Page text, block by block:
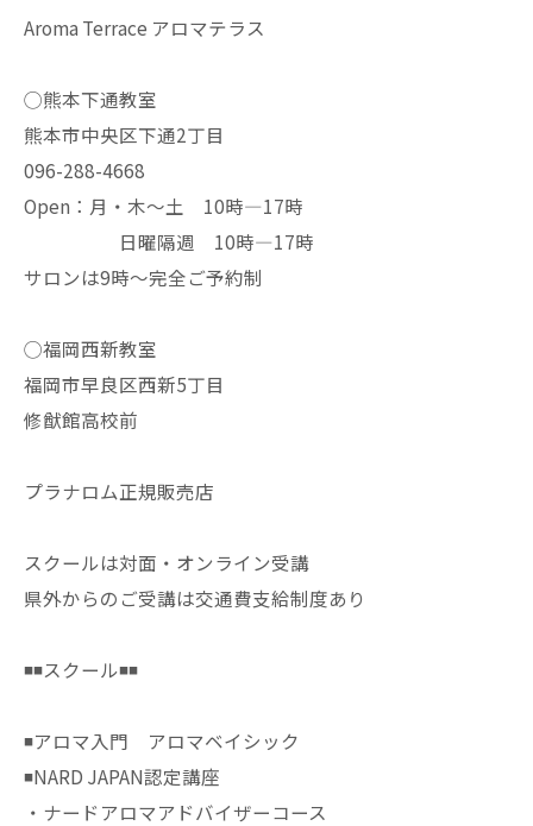
Aroma Terrace アロマテラス
◯熊本下通教室
熊本市中央区下通2丁目
096-288-4668
Open：月・木〜土 10時—17時
日曜隔週 10時—17時
サロンは9時〜完全ご予約制
◯福岡西新教室
福岡市早良区西新5丁目
修猷館高校前
プラナロム正規販売店
スクールは対面・オンライン受講
県外からのご受講は交通費支給制度あり
◾️◾️スクール◾️◾️
◾️アロマ入門 アロマベイシック
◾️NARD JAPAN認定講座
・ナードアロマアドバイザーコース